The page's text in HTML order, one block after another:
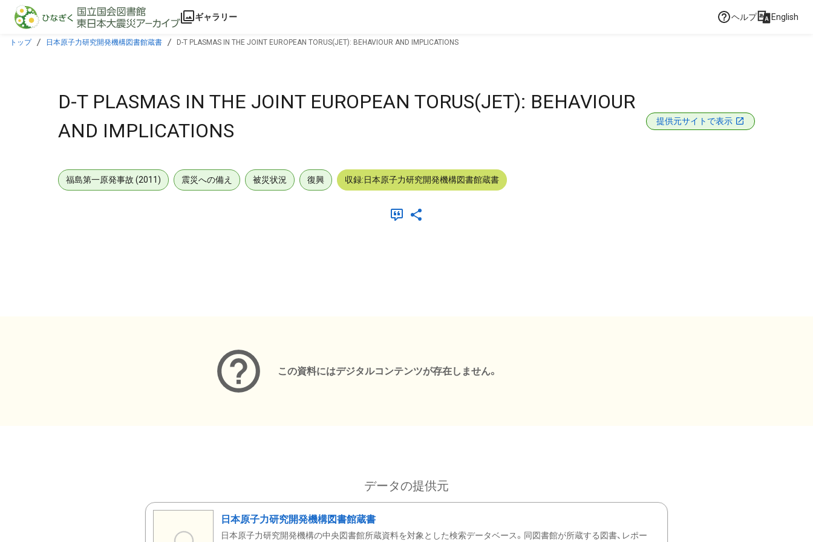
本文に飛ぶ
ギャラリー ヘルプ English
トップ 日本原子力研究開発機構図書館蔵書 D-T PLASMAS IN THE JOINT EUROPEAN TORUS(JET): BEHAVIOUR AND IMPLICATIONS
D-T PLASMAS IN THE JOINT EUROPEAN TORUS(JET): BEHAVIOUR
AND IMPLICATIONS
提供元サイトで表示
福島第一原発事故 (2011) 震災への備え 被災状況 復興 収録:日本原子力研究開発機構図書館蔵書
この資料にはデジタルコンテンツが存在しません。
データの提供元
日本原子力研究開発機構図書館蔵書
日本原子力研究開発機構の中央図書館所蔵資料を対象とした検索データベース。同図書館が所蔵する図書、レポー